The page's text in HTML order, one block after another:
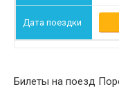
Билеты на поезд